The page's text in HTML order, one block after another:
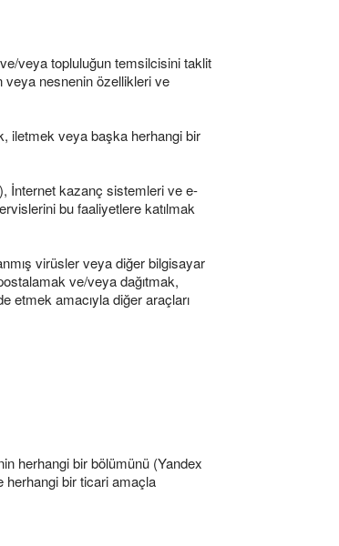
veya topluluğun temsilcisini taklit
veya nesnenin özellikleri ve
iletmek veya başka herhangi bir
İnternet kazanç sistemleri ve e-
bu faaliyetlere katılmak
virüsler veya diğer bilgisayar
ve/veya dağıtmak,
etmek amacıyla diğer araçları
herhangi bir bölümünü (Yandex
herhangi bir ticari amaçla